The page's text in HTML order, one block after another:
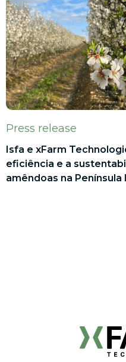
Press release
Isfa e xFarm
eficiência e a
amêndoas na Península